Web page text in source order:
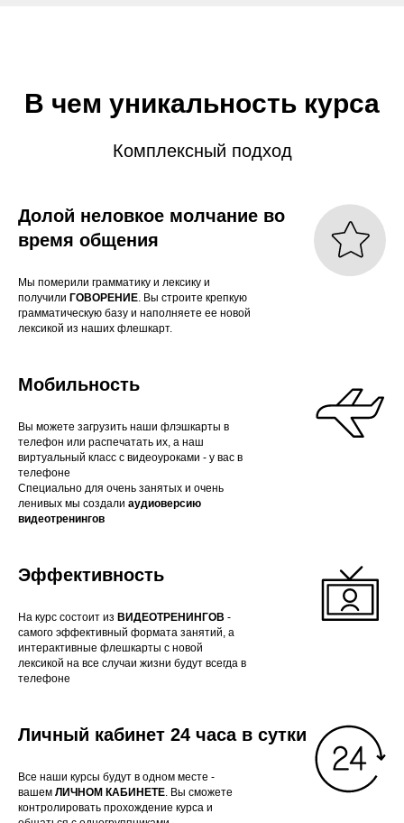
В чем уникальность курса
Комплексный подход
Долой неловкое молчание во
время общения
Мы померили грамматику и лексику и
получили ГОВОРЕНИЕ. Вы строите крепкую
грамматическую базу и наполняете ее новой
лексикой из наших флешкарт.
Мобильность
Вы можете загрузить наши флэшкарты в
телефон или распечатать их, а наш
виртуальный класс с видеоуроками - у вас в
телефоне
Специально для очень занятых и очень
ленивых мы создали аудиоверсию
видеотренингов
Эффективность
На курс состоит из ВИДЕОТРЕНИНГОВ -
самого эффективный формата занятий, а
интерактивные флешкарты с новой
лексикой на все случаи жизни будут всегда в
телефоне
Личный кабинет 24 часа в сутки
Все наши курсы будут в одном месте -
вашем ЛИЧНОМ КАБИНЕТЕ. Вы сможете
контролировать прохождение курса и